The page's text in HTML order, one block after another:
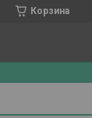
Корзина